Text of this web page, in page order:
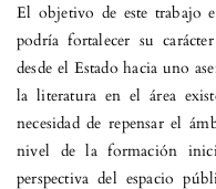
El objetivo de este trabajo
podría fortalecer su
desde el Estado hacia uno
la literatura en el área
necesidad de repensar el
nivel de la formación
perspectiva del espacio